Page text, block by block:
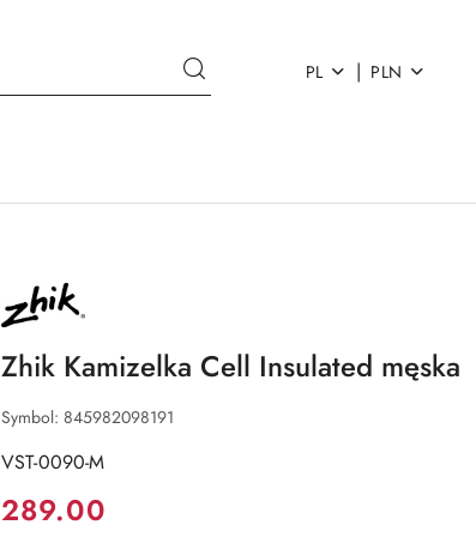
PL | PLN
NAZWA
PRODUCENTA:
ZHIK
Zhik Kamizelka Cell Insulated męska
Symbol: 845982098191
VST-0090-M
Cena:
289.00